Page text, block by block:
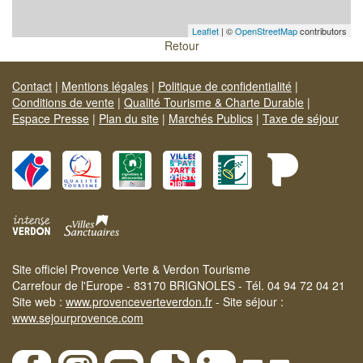
Leaflet | ©OpenStreetMapcontributors
Retour
Contact | Mentions légales | Politique de confidentialité |
Conditions de vente | Qualité Tourisme & Charte Durable |
Espace Presse | Plan du site | Marchés Publics | Taxe de séjour
Site officiel Provence Verte & Verdon Tourisme
Carrefour de l'Europe - 83170 BRIGNOLES - Tél. 04 94 72 04 21
Site web : www.provenceverteverdon.fr - Site séjour :
www.sejourprovence.com